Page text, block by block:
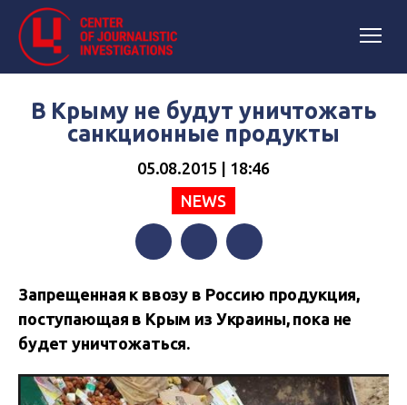
В Крыму не будут уничтожать
санкционные продукты
05.08.2015 | 18:46
NEWS
Запрещенная к ввозу в Россию продукция,
поступающая в Крым из Украины, пока не
будет уничтожаться.